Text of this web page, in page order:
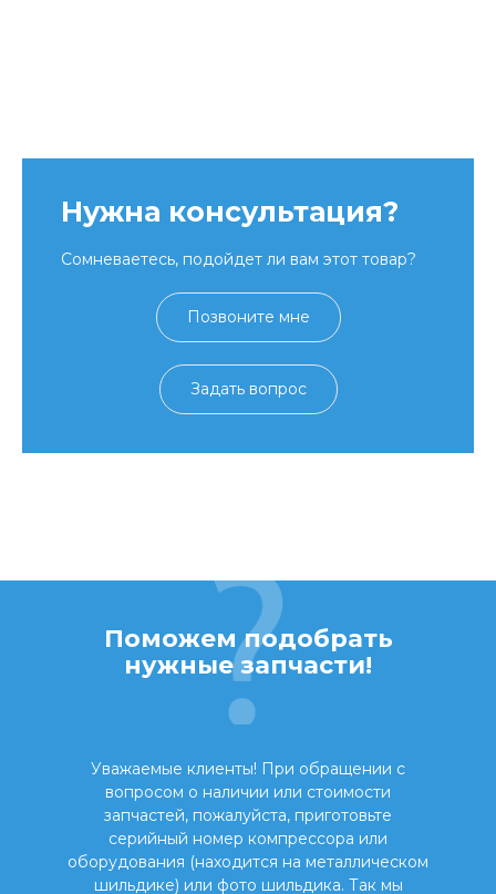
Нужна консультация?
Сомневаетесь, подойдет ли вам этот товар?
Позвоните мне
Задать вопрос
Поможем подобрать
нужные запчасти!
Уважаемые клиенты! При обращении с
вопросом о наличии или стоимости
запчастей, пожалуйста, приготовьте
серийный номер компрессора или
оборудования (находится на металлическом
шильдике) или фото шильдика. Так мы